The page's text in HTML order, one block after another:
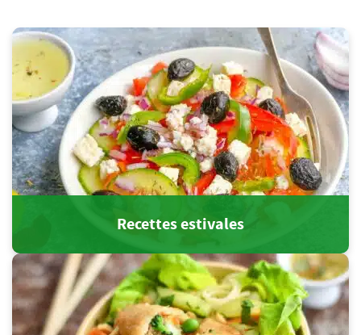
Recettes estivales